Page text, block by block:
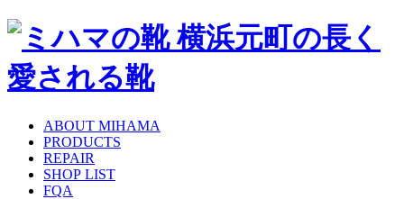
ABOUT MIHAMA
PRODUCTS
REPAIR
SHOP LIST
FQA